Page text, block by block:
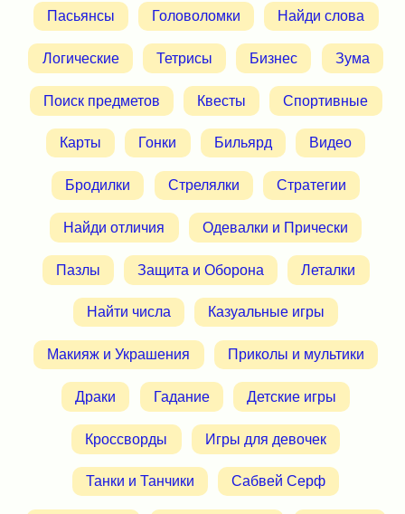
Пасьянсы Головоломки Найди слова
Логические Тетрисы Бизнес Зума
Поиск предметов Квесты Спортивные
Карты Гонки Бильярд Видео
Бродилки Стрелялки Стратегии
Найди отличия Одевалки и Прически
Пазлы Защита и Оборона Леталки
Найти числа Казуальные игры
Макияж и Украшения Приколы и мультики
Драки Гадание Детские игры
Кроссворды Игры для девочек
Танки и Танчики Сабвей Серф